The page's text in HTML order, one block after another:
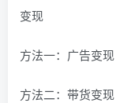
变现
方法一：广告变现
方法二：带货变现